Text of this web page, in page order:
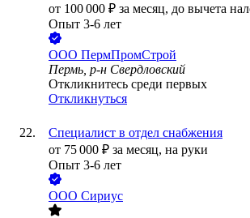
от 100 000 ₽ за месяц, до вычета
Опыт 3-6 лет
ООО ПермПромСтрой
Пермь, р-н Свердловский
Откликнитесь среди первых
Откликнуться
Специалист в отдел снабжения
от 75 000 ₽ за месяц, на руки
Опыт 3-6 лет
ООО Сириус